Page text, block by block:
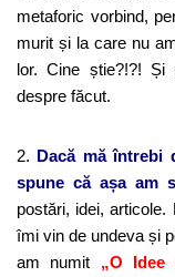
metaforic vorbind,
murit și la care nu
lor. Cine știe?!?!
despre făcut.
2. Dacă mă întrebi
spune că așa am
postări, idei,
îmi vin de undeva și
am numit „O Idee